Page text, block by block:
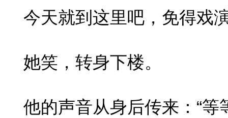
今天就到这里吧，免得戏
她笑，转身下楼。
他的声音从身后传来：“